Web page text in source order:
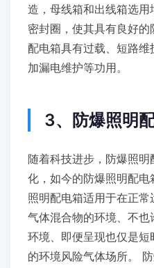
造，母线箱和出线箱选
密封圈，使其具有良好
配电箱具有过载、短路
加漏电维护等功用。
3、防爆照明
随着科技进步，防爆照
化，如今的防爆照明配
照明配电箱适用于在正
气体混合物的环境、不
环境、即便呈现也仅是
的环境风险气体场所。